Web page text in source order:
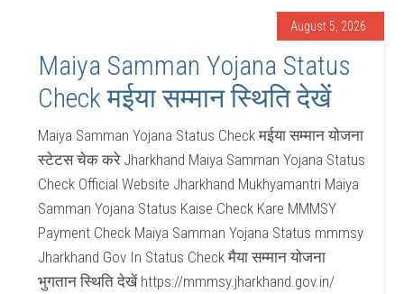
August 5, 2026
Maiya Samman Yojana Status
Check मईया सम्मान स्थिति देखें
Maiya Samman Yojana Status Check मईया सम्मान योजना
स्टेटस चेक करे Jharkhand Maiya Samman Yojana Status
Check Official Website Jharkhand Mukhyamantri Maiya
Samman Yojana Status Kaise Check Kare MMMSY
Payment Check Maiya Samman Yojana Status mmmsy
Jharkhand Gov In Status Check मैया सम्मान योजना
भुगतान स्थिति देखें https://mmmsy.jharkhand.gov.in/